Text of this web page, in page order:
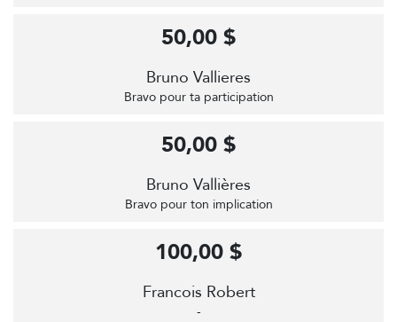
Bruno Vallieres
Bravo pour ta participation
50,00 $
Bruno Vallières
Bravo pour ton implication
50,00 $
Francois Robert
-
100,00 $